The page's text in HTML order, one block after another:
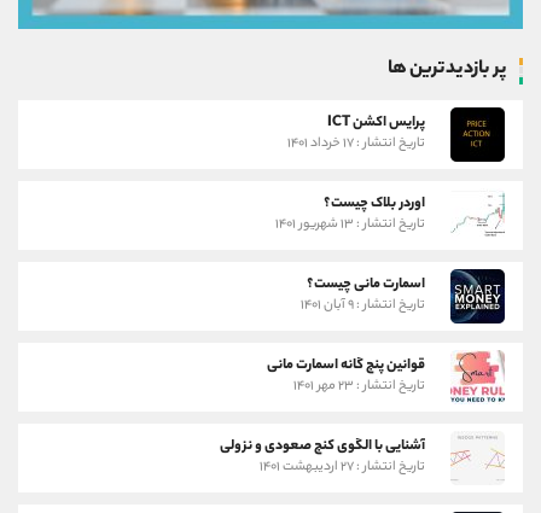
پر بازدیدترین ها
پرایس اکشن ICT
تاریخ انتشار : ۱۷ خرداد ۱۴۰۱
اوردر بلاک چیست؟
تاریخ انتشار : ۱۳ شهریور ۱۴۰۱
اسمارت مانی چیست؟
تاریخ انتشار : ۹ آبان ۱۴۰۱
قوانین پنج گانه اسمارت مانی
تاریخ انتشار : ۲۳ مهر ۱۴۰۱
آشنایی با الگوی کنج صعودی و نزولی
تاریخ انتشار : ۲۷ اردیبهشت ۱۴۰۱